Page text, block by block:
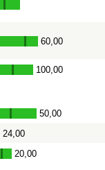
- 60,00
- 100,00
- 50,00
24,00
- 20,00